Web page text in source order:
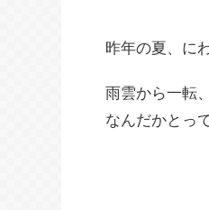
昨年の夏、に
雨雲から一転
なんだかとっ